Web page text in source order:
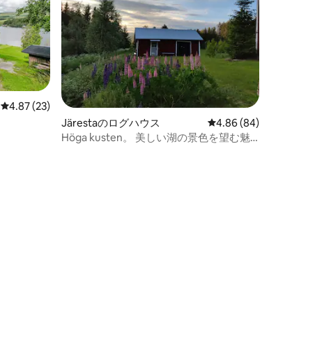
レビュー23件、5つ星中4.87つ星の平均評価
4.87 (23)
Järestaのログハウス レビュー84件、5つ星
4.86 (84)
Höga kusten。 美しい湖の景色を望む魅